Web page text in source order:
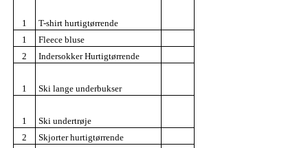
1
T-shirt hurtigtørrende
1
Fleece bluse
2
Indersokker Hurtigtørrende
1 Ski lange underbukser
1
Ski undertrøje
2
Skjorter hurtigtørrende